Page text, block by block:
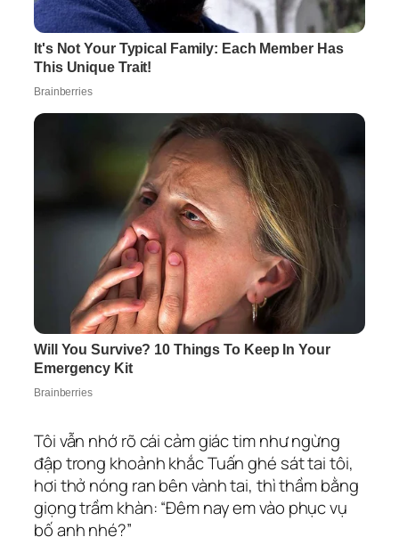
Tôi vẫn nhớ rõ cái cảm giác tim như ngừng
đập trong khoảnh khắc Tuấn ghé sát tai tôi,
hơi thở nóng ran bên vành tai, thì thầm bằng
giọng trầm khàn: “Đêm nay em vào phục vụ
bố anh nhé?”